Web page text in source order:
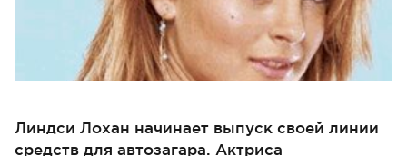
Линдси Лохан начинает выпуск своей линии
средств для автозагара. Актриса